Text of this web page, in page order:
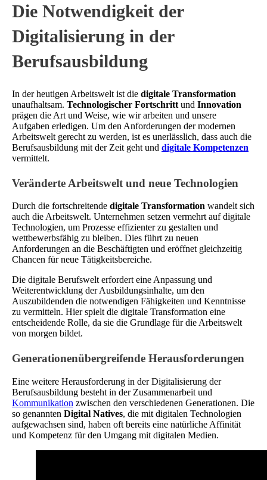
Die Notwendigkeit der
Digitalisierung in der
Berufsausbildung
In der heutigen Arbeitswelt ist die digitale Transformation
unaufhaltsam. Technologischer Fortschritt und Innovation
prägen die Art und Weise, wie wir arbeiten und unsere
Aufgaben erledigen. Um den Anforderungen der modernen
Arbeitswelt gerecht zu werden, ist es unerlässlich, dass auch die
Berufsausbildung mit der Zeit geht und digitale Kompetenzen
vermittelt.
Veränderte Arbeitswelt und neue Technologien
Durch die fortschreitende digitale Transformation wandelt sich
auch die Arbeitswelt. Unternehmen setzen vermehrt auf digitale
Technologien, um Prozesse effizienter zu gestalten und
wettbewerbsfähig zu bleiben. Dies führt zu neuen
Anforderungen an die Beschäftigten und eröffnet gleichzeitig
Chancen für neue Tätigkeitsbereiche.
Die digitale Berufswelt erfordert eine Anpassung und
Weiterentwicklung der Ausbildungsinhalte, um den
Auszubildenden die notwendigen Fähigkeiten und Kenntnisse
zu vermitteln. Hier spielt die digitale Transformation eine
entscheidende Rolle, da sie die Grundlage für die Arbeitswelt
von morgen bildet.
Generationenübergreifende Herausforderungen
Eine weitere Herausforderung in der Digitalisierung der
Berufsausbildung besteht in der Zusammenarbeit und
Kommunikation zwischen den verschiedenen Generationen. Die
so genannten Digital Natives, die mit digitalen Technologien
aufgewachsen sind, haben oft bereits eine natürliche Affinität
und Kompetenz für den Umgang mit digitalen Medien.